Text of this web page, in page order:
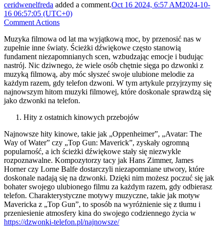
ceridwenelfreda added a comment.Oct 16 2024, 6:57 AM2024-10-
16 06:57:05 (UTC+0)
Comment Actions
Muzyka filmowa od lat ma wyjątkową moc, by przenosić nas w
zupełnie inne światy. Ścieżki dźwiękowe często stanowią
fundament niezapomnianych scen, wzbudzając emocje i budując
nastrój. Nic dziwnego, że wiele osób chętnie sięga po dzwonki z
muzyką filmową, aby móc słyszeć swoje ulubione melodie za
każdym razem, gdy telefon dzwoni. W tym artykule przyjrzymy się
najnowszym hitom muzyki filmowej, które doskonale sprawdzą się
jako dzwonki na telefon.
Hity z ostatnich kinowych przebojów
Najnowsze hity kinowe, takie jak „Oppenheimer”, „Avatar: The
Way of Water” czy „Top Gun: Maverick”, zyskały ogromną
popularność, a ich ścieżki dźwiękowe stały się niezwykle
rozpoznawalne. Kompozytorzy tacy jak Hans Zimmer, James
Horner czy Lorne Balfe dostarczyli niezapomniane utwory, które
doskonale nadają się na dzwonki. Dzięki nim możesz poczuć się jak
bohater swojego ulubionego filmu za każdym razem, gdy odbierasz
telefon. Charakterystyczne motywy muzyczne, takie jak motyw
Mavericka z „Top Gun”, to sposób na wyróżnienie się z tłumu i
przeniesienie atmosfery kina do swojego codziennego życia w
https://dzwonki-telefon.pl/najnowsze/